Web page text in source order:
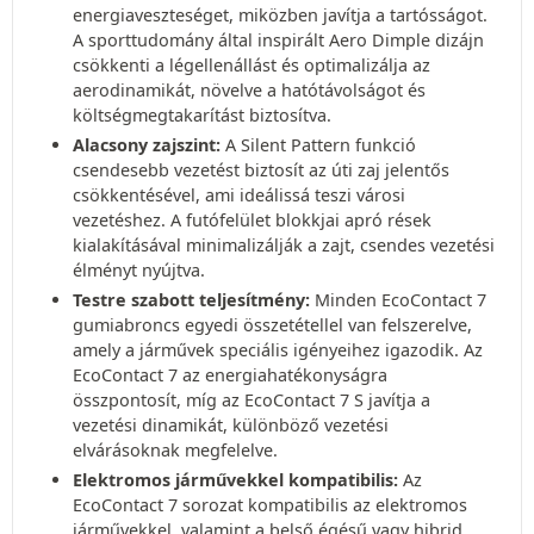
energiaveszteséget, miközben javítja a tartósságot.
A sporttudomány által inspirált Aero Dimple dizájn
csökkenti a légellenállást és optimalizálja az
aerodinamikát, növelve a hatótávolságot és
költségmegtakarítást biztosítva.
Alacsony zajszint: A Silent Pattern funkció
csendesebb vezetést biztosít az úti zaj jelentős
csökkentésével, ami ideálissá teszi városi
vezetéshez. A futófelület blokkjai apró rések
kialakításával minimalizálják a zajt, csendes vezetési
élményt nyújtva.
Testre szabott teljesítmény: Minden EcoContact 7
gumiabroncs egyedi összetétellel van felszerelve,
amely a járművek speciális igényeihez igazodik. Az
EcoContact 7 az energiahatékonyságra
összpontosít, míg az EcoContact 7 S javítja a
vezetési dinamikát, különböző vezetési
elvárásoknak megfelelve.
Elektromos járművekkel kompatibilis: Az
EcoContact 7 sorozat kompatibilis az elektromos